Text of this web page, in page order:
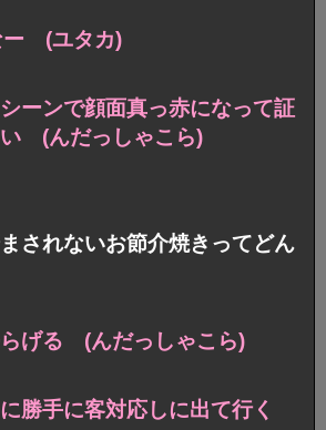
ー (ユタカ)
ーンで顔面真っ赤になって証
(んだっしゃこら)
されないお節介焼きってどん
げる (んだっしゃこら)
勝手に客対応しに出て行く